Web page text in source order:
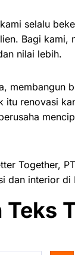
selalu
Bagi kami,
nilai lebih.
membangun
itu renovasi
Together,
dan interior di